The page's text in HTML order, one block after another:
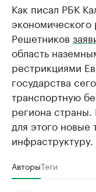
Как писал РБК
Решетников
область
рестрикциями
государства
транспортную
региона страны.
для этого
инфраструктуру.
АвторыТеги